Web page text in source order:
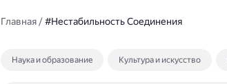
Главная/#Нестабильность Соединения
Наука и образование Культура и искусство